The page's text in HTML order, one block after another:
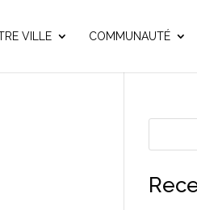
VILLE COMMUNAUTÉ